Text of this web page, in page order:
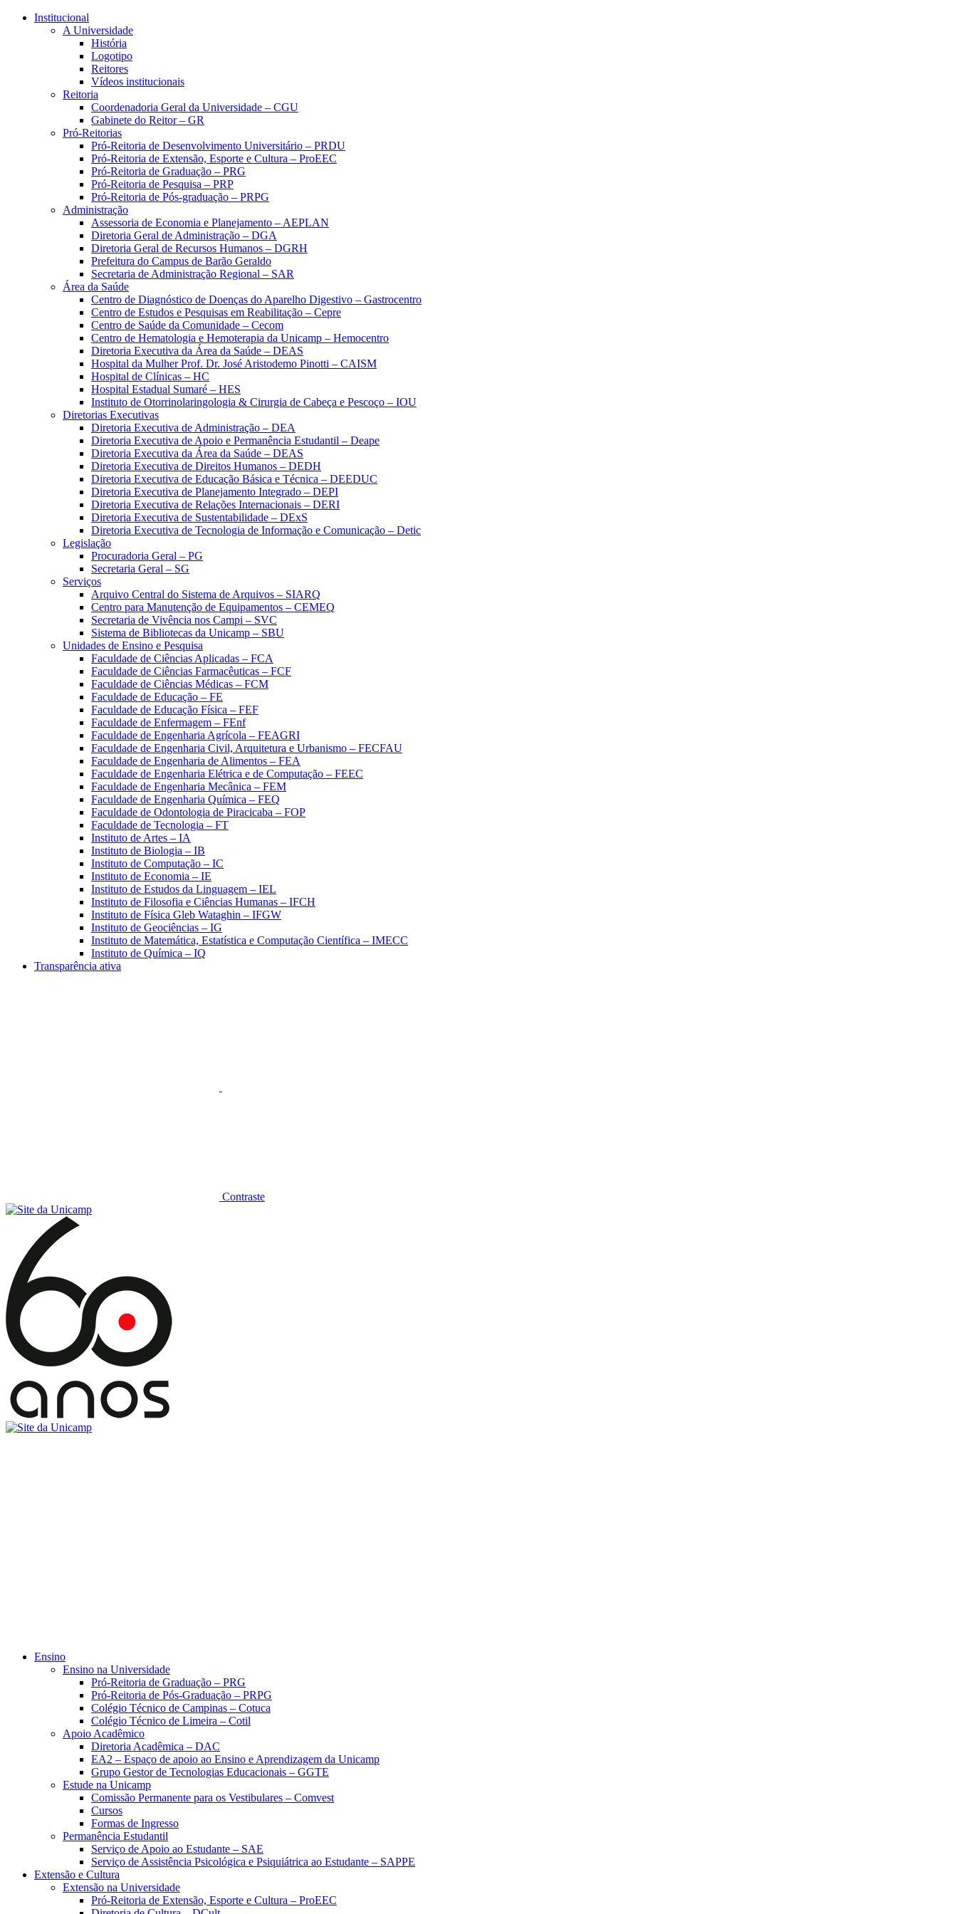
Conteúdo principal
Institucional
A Universidade
História
Logotipo
Reitores
Vídeos institucionais
Reitoria
Coordenadoria Geral da Universidade – CGU
Gabinete do Reitor – GR
Pró-Reitorias
Pró-Reitoria de Desenvolvimento Universitário – PRDU
Pró-Reitoria de Extensão, Esporte e Cultura – ProEEC
Pró-Reitoria de Graduação – PRG
Pró-Reitoria de Pesquisa – PRP
Pró-Reitoria de Pós-graduação – PRPG
Administração
Assessoria de Economia e Planejamento – AEPLAN
Diretoria Geral de Administração – DGA
Diretoria Geral de Recursos Humanos – DGRH
Prefeitura do Campus de Barão Geraldo
Secretaria de Administração Regional – SAR
Área da Saúde
Centro de Diagnóstico de Doenças do Aparelho Digestivo – Gastrocentro
Centro de Estudos e Pesquisas em Reabilitação – Cepre
Centro de Saúde da Comunidade – Cecom
Centro de Hematologia e Hemoterapia da Unicamp – Hemocentro
Diretoria Executiva da Área da Saúde – DEAS
Hospital da Mulher Prof. Dr. José Aristodemo Pinotti – CAISM
Hospital de Clínicas – HC
Hospital Estadual Sumaré – HES
Instituto de Otorrinolaringologia & Cirurgia de Cabeça e Pescoço – IOU
Diretorias Executivas
Diretoria Executiva de Administração – DEA
Diretoria Executiva de Apoio e Permanência Estudantil – Deape
Diretoria Executiva da Área da Saúde – DEAS
Diretoria Executiva de Direitos Humanos – DEDH
Diretoria Executiva de Educação Básica e Técnica – DEEDUC
Diretoria Executiva de Planejamento Integrado – DEPI
Diretoria Executiva de Relações Internacionais – DERI
Diretoria Executiva de Sustentabilidade – DExS
Diretoria Executiva de Tecnologia de Informação e Comunicação – Detic
Legislação
Procuradoria Geral – PG
Secretaria Geral – SG
Serviços
Arquivo Central do Sistema de Arquivos – SIARQ
Centro para Manutenção de Equipamentos – CEMEQ
Secretaria de Vivência nos Campi – SVC
Sistema de Bibliotecas da Unicamp – SBU
Unidades de Ensino e Pesquisa
Faculdade de Ciências Aplicadas – FCA
Faculdade de Ciências Farmacêuticas – FCF
Faculdade de Ciências Médicas – FCM
Faculdade de Educação – FE
Faculdade de Educação Física – FEF
Faculdade de Enfermagem – FEnf
Faculdade de Engenharia Agrícola – FEAGRI
Faculdade de Engenharia Civil, Arquitetura e Urbanismo – FECFAU
Faculdade de Engenharia de Alimentos – FEA
Faculdade de Engenharia Elétrica e de Computação – FEEC
Faculdade de Engenharia Mecânica – FEM
Faculdade de Engenharia Química – FEQ
Faculdade de Odontologia de Piracicaba – FOP
Faculdade de Tecnologia – FT
Instituto de Artes – IA
Instituto de Biologia – IB
Instituto de Computação – IC
Instituto de Economia – IE
Instituto de Estudos da Linguagem – IEL
Instituto de Filosofia e Ciências Humanas – IFCH
Instituto de Física Gleb Wataghin – IFGW
Instituto de Geociências – IG
Instituto de Matemática, Estatística e Computação Científica – IMECC
Instituto de Química – IQ
Transparência ativa
Contraste
Ensino
Ensino na Universidade
Pró-Reitoria de Graduação – PRG
Pró-Reitoria de Pós-Graduação – PRPG
Colégio Técnico de Campinas – Cotuca
Colégio Técnico de Limeira – Cotil
Apoio Acadêmico
Diretoria Acadêmica – DAC
EA2 – Espaço de apoio ao Ensino e Aprendizagem da Unicamp
Grupo Gestor de Tecnologias Educacionais – GGTE
Estude na Unicamp
Comissão Permanente para os Vestibulares – Comvest
Cursos
Formas de Ingresso
Permanência Estudantil
Serviço de Apoio ao Estudante – SAE
Serviço de Assistência Psicológica e Psiquiátrica ao Estudante – SAPPE
Extensão e Cultura
Extensão na Universidade
Pró-Reitoria de Extensão, Esporte e Cultura – ProEEC